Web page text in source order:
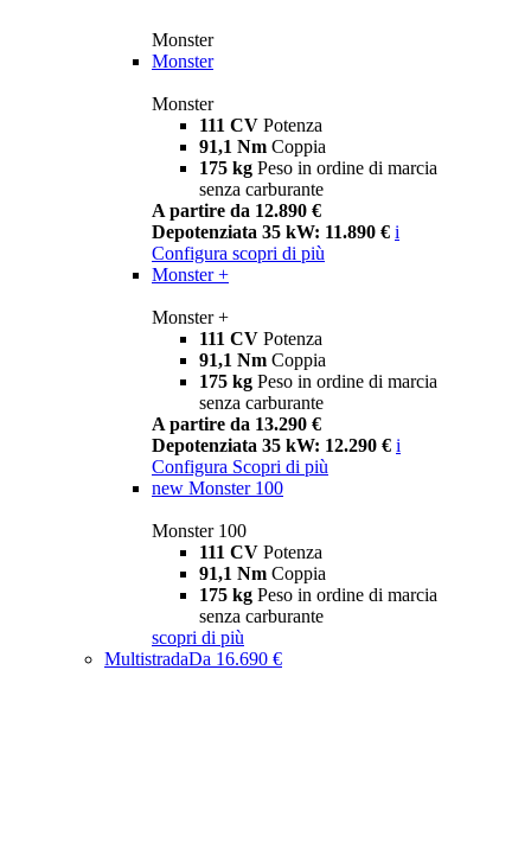
Monster
Monster
Monster
111 CV Potenza
91,1 Nm Coppia
175 kg Peso in ordine di marcia
senza carburante
A partire da 12.890 €
Depotenziata 35 kW: 11.890 € i
Configura scopri di più
Monster +
Monster +
111 CV Potenza
91,1 Nm Coppia
175 kg Peso in ordine di marcia
senza carburante
A partire da 13.290 €
Depotenziata 35 kW: 12.290 € i
Configura Scopri di più
new Monster 100
Monster 100
111 CV Potenza
91,1 Nm Coppia
175 kg Peso in ordine di marcia
senza carburante
scopri di più
MultistradaDa 16.690 €